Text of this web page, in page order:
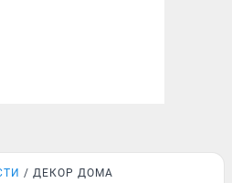
ДЕКОР ДОМА